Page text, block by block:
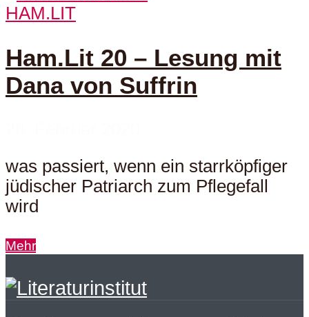
HAM.LIT
Ham.Lit 20 – Lesung mit
Dana von Suffrin
was passiert, wenn ein starrköpfiger
jüdischer Patriarch zum Pflegefall
wird
Mehr